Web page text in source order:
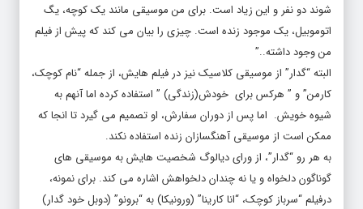
شوند دو نفر و این زیاد است. برای من موسیقی مانند یک کوچه، یگ
اتوموبیل، یک موجود زنده است. چیزی را بیان می کند که پیش از فیلم
من وجود داشته..”
البته “گدار” از موسیقی کلاسیک نیز در فیلم هایش، از جمله “نام کوچک،
کارمن” و ” هرکس برای خودش(زندگی) ” استفاده کرده اما آنهم به
شیوه خویش. اما پس از دوران سفارش، او تصمیم می گیرد تا انجا که
ممکن است از موسیقی آهنگسازان زنده استفاده نکند.
به هر رو “گدار”، از ورای دیالوگ شخصیت هایش به موسیقی های
گوناگون دلخواه و یا نه چندان دلخواهش اشاره می کند. برای نمونه،
درفیلم “سرباز کوچک، “انا کارینا” (ورونیکا) به “برونو” (دوبل خود گدار)